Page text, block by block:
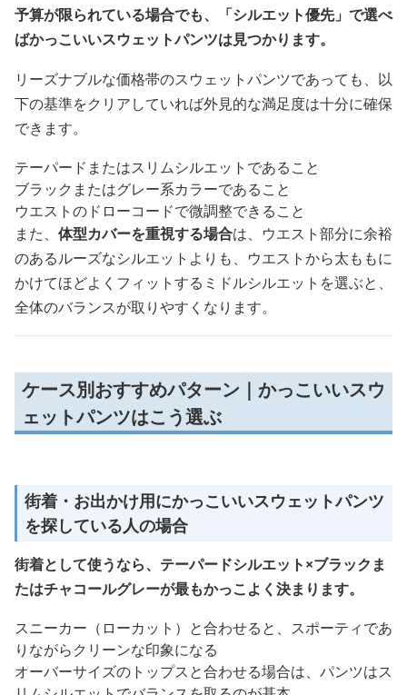
予算が限られている場合でも、「シルエット優先」で選べ
ばかっこいいスウェットパンツは見つかります。
リーズナブルな価格帯のスウェットパンツであっても、以
下の基準をクリアしていれば外見的な満足度は十分に確保
できます。
テーパードまたはスリムシルエットであること
ブラックまたはグレー系カラーであること
ウエストのドローコードで微調整できること
また、 体型カバーを重視する場合は、ウエスト部分に余裕
のあるルーズなシルエットよりも、ウエストから太ももに
かけてほどよくフィットするミドルシルエットを選ぶと、
全体のバランスが取りやすくなります。
ケース別おすすめパターン｜かっこいいスウ
ェットパンツはこう選ぶ
街着・お出かけ用にかっこいいスウェットパンツ
を探している人の場合
街着として使うなら、テーパードシルエット×ブラックま
たはチャコールグレーが最もかっこよく決まります。
スニーカー（ローカット）と合わせると、スポーティであ
りながらクリーンな印象になる
オーバーサイズのトップスと合わせる場合は、パンツはス